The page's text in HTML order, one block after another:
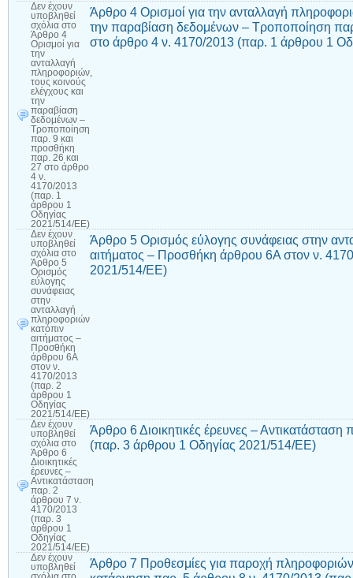
Δεν έχουν
υποβληθεί
σχόλια στο
Άρθρο 4
Ορισμοί για
την
ανταλλαγή
πληροφοριών,
τους κοινούς
ελέγχους και
την
παραβίαση
δεδομένων –
Τροποποίηση
παρ. 9 και
προσθήκη
παρ. 26 και
27 στο άρθρο
4 ν.
4170/2013
(παρ. 1
άρθρου 1
Οδηγίας
2021/514/ΕΕ)
Άρθρο 4 Ορισμοί για την ανταλλαγή
την παραβίαση δεδομένων – Τροποποίηση
στο άρθρο 4 ν. 4170/2013 (παρ. 1 άρθρου 1
Δεν έχουν
υποβληθεί
σχόλια στο
Άρθρο 5
Ορισμός
εύλογης
συνάφειας
στην
ανταλλαγή
πληροφοριών
κατόπιν
αιτήματος –
Προσθήκη
άρθρου 6Α
στον ν.
4170/2013
(παρ. 2
άρθρου 1
Οδηγίας
2021/514/ΕΕ)
Άρθρο 5 Ορισμός εύλογης συνάφειας στην
αιτήματος – Προσθήκη άρθρου 6Α στον ν.
2021/514/ΕΕ)
Δεν έχουν
υποβληθεί
σχόλια στο
Άρθρο 6
Διοικητικές
έρευνες –
Αντικατάσταση
παρ. 2
άρθρου 7 ν.
4170/2013
(παρ. 3
άρθρου 1
Οδηγίας
2021/514/ΕΕ)
Άρθρο 6 Διοικητικές έρευνες –
(παρ. 3 άρθρου 1 Οδηγίας 2021/514/ΕΕ)
Δεν έχουν
υποβληθεί
Άρθρο 7 Προθεσμίες για παροχή